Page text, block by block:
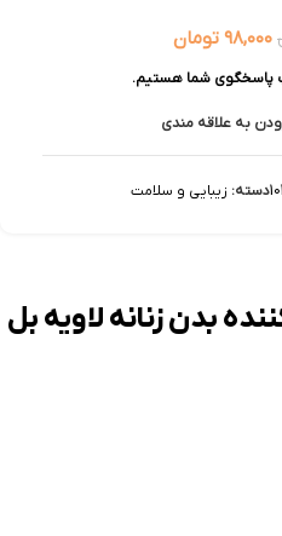
۹۸,۰۰۰ تومان
پاسخگوی شما هستیم.
به علاقه مندی
دسته: زیبایی و سلامت
بدن زنانه لاویه بل